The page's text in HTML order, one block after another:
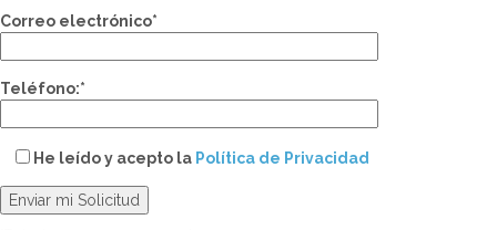
Correo electrónico*
Teléfono:*
He leído y acepto la Política de Privacidad